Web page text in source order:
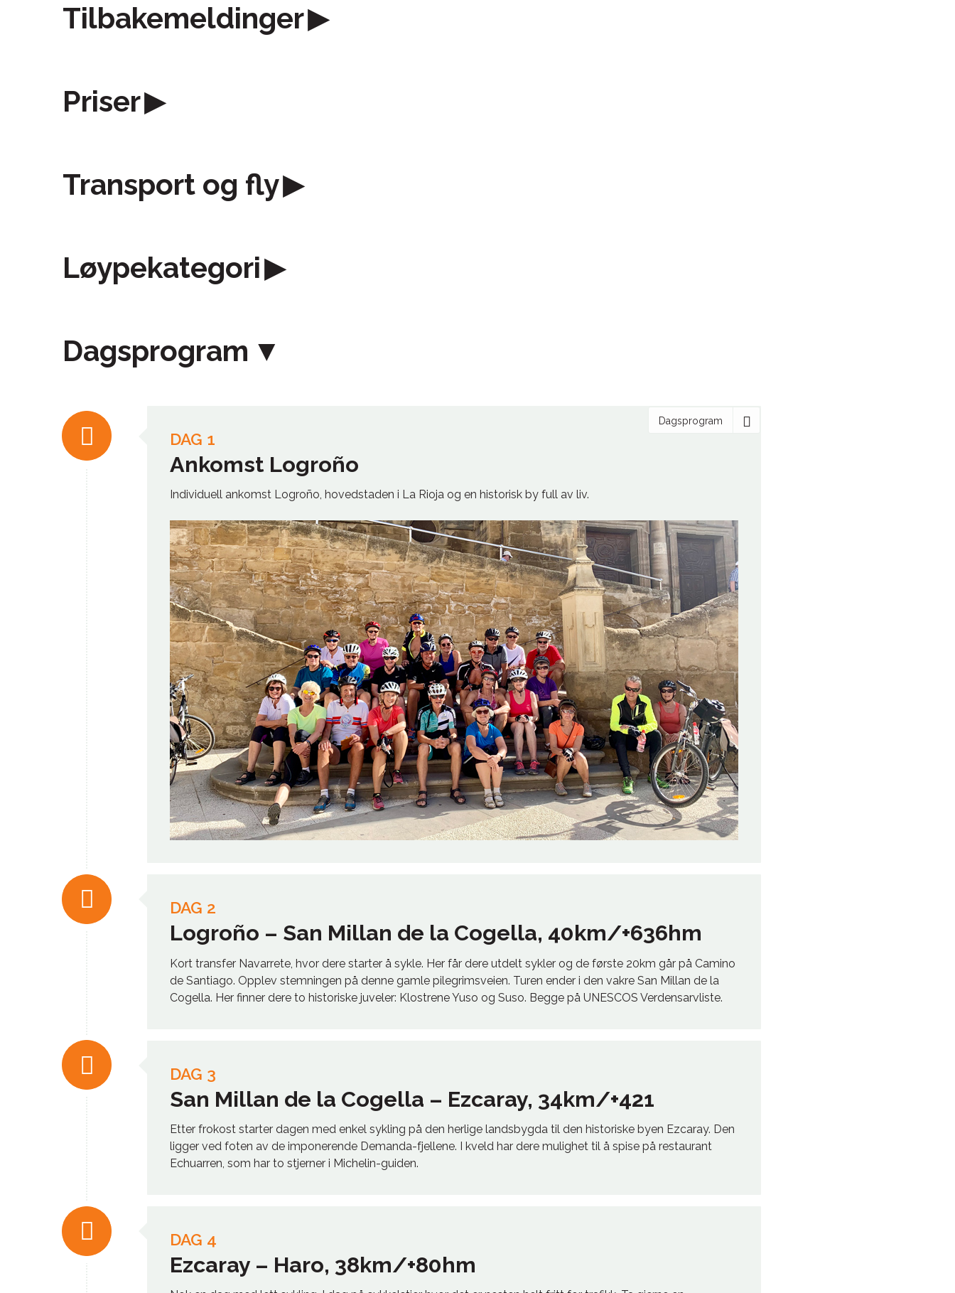
Tilbakemeldinger
Priser
Transport og fly
Løypekategori
Dagsprogram
Dagsprogram
DAG 1
Ankomst Logroño
Individuell ankomst Logroño, hovedstaden i La Rioja og en historisk by full av liv.
DAG 2
Logroño – San Millan de la Cogella, 40km/+636hm
Kort transfer Navarrete, hvor dere starter å sykle. Her får dere utdelt sykler og de første 20km går på Camino
de Santiago. Opplev stemningen på denne gamle pilegrimsveien. Turen ender i den vakre San Millan de la
Cogella. Her finner dere to historiske juveler: Klostrene Yuso og Suso. Begge på UNESCOS Verdensarvliste.
DAG 3
San Millan de la Cogella – Ezcaray, 34km/+421
Etter frokost starter dagen med enkel sykling på den herlige landsbygda til den historiske byen Ezcaray. Den
ligger ved foten av de imponerende Demanda-fjellene. I kveld har dere mulighet til å spise på restaurant
Echuarren, som har to stjerner i Michelin-guiden.
DAG 4
Ezcaray – Haro, 38km/+80hm